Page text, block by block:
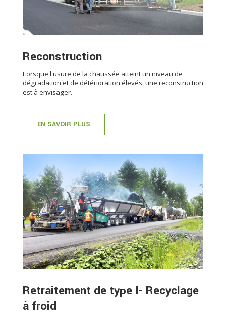
Reconstruction
Lorsque l'usure de la chaussée atteint un niveau de
dégradation et de détérioration élevés, une reconstruction
est à envisager.
EN SAVOIR PLUS
Retraitement de type I- Recyclage
à froid